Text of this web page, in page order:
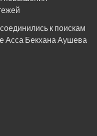
к поискам
Асса Бекхана Аушева